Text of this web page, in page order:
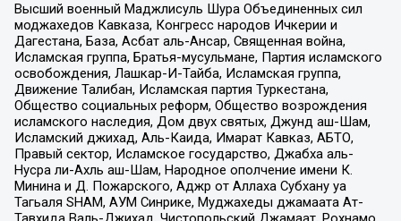
Высший военный Маджлисуль Шура Объединенных сил
моджахедов Кавказа, Конгресс народов Ичкерии и
Дагестана, База, Асбат аль-Ансар, Священная война,
Исламская группа, Братья-мусульмане, Партия исламского
освобождения, Лашкар-И-Тайба, Исламская группа,
Движение Талибан, Исламская партия Туркестана,
Общество социальных реформ, Общество возрождения
исламского наследия, Дом двух святых, Джунд аш-Шам,
Исламский джихад, Аль-Каида, Имарат Кавказ, АБТО,
Правый сектор, Исламское государство, Джабха аль-
Нусра ли-Ахль аш-Шам, Народное ополчение имени К.
Минина и Д. Пожарского, Аджр от Аллаха Субхану уа
Тагьаля SHAM, АУМ Синрике, Муджахеды джамаата Ат-